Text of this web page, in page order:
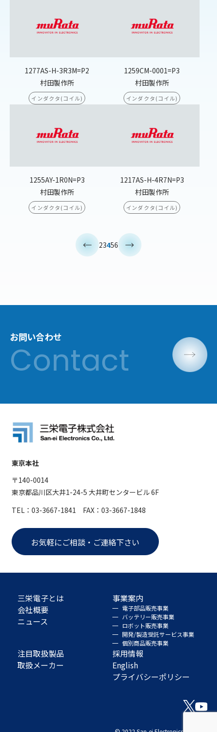
1277AS-H-3R3M=P2
村田製作所
インダクタ(コイル)
1259CM-0001=P3
村田製作所
インダクタ(コイル)
1255AY-1R0N=P3
村田製作所
インダクタ(コイル)
1217AS-H-4R7N=P3
村田製作所
インダクタ(コイル)
23456
お問い合わせ
東京本社
〒140-0014
東京都品川区大井1-24-5 大井町センタービル 6F
TEL：03-3667-1841 FAX：03-3667-1848
お気軽にご相談・ご連絡下さい
三栄電子とは
会社概要
ニュース
事業案内
電子部品販売事業
バッテリー販売事業
ロボット販売事業
開発/製造受託サービス事業
個別商品販売事業
注目取扱製品
取扱メーカー
採用情報
English
プライバシーポリシー